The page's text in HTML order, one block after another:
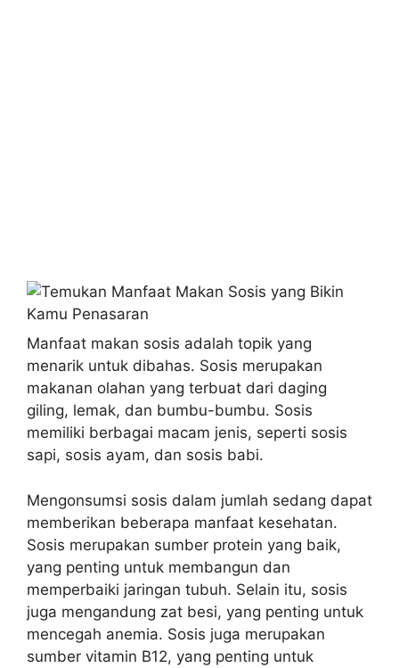
Manfaat makan sosis adalah topik yang
menarik untuk dibahas. Sosis merupakan
makanan olahan yang terbuat dari daging
giling, lemak, dan bumbu-bumbu. Sosis
memiliki berbagai macam jenis, seperti sosis
sapi, sosis ayam, dan sosis babi.
Mengonsumsi sosis dalam jumlah sedang dapat
memberikan beberapa manfaat kesehatan.
Sosis merupakan sumber protein yang baik,
yang penting untuk membangun dan
memperbaiki jaringan tubuh. Selain itu, sosis
juga mengandung zat besi, yang penting untuk
mencegah anemia. Sosis juga merupakan
sumber vitamin B12, yang penting untuk